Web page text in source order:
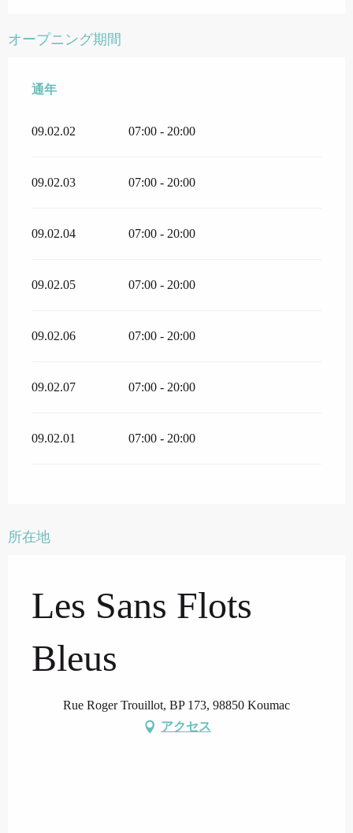
オープニング期間
通年
通年
09.02.02 07:00 - 20:00
09.02.03 07:00 - 20:00
09.02.04 07:00 - 20:00
09.02.05 07:00 - 20:00
09.02.06 07:00 - 20:00
09.02.07 07:00 - 20:00
09.02.01 07:00 - 20:00
所在地
Les Sans Flots
Bleus
Rue Roger Trouillot, BP 173, 98850 Koumac
アクセス